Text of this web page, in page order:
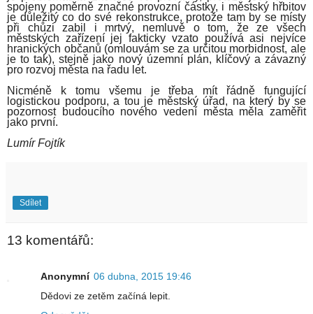
spojeny poměrně značné provozní částky, i městský hřbitov
je důležitý co do své rekonstrukce, protože tam by se místy
při chůzi zabil i mrtvý, nemluvě o tom, že ze všech
městských zařízení jej fakticky vzato používá asi nejvíce
hranických občanů (omlouvám se za určitou morbidnost, ale
je to tak), stejně jako nový územní plán, klíčový a závazný
pro rozvoj města na řadu let.
Nicméně k tomu všemu je třeba mít řádně fungující
logistickou podporu, a tou je městský úřad, na který by se
pozornost budoucího nového vedení města měla zaměřit
jako první.
Lumír Fojtík
Sdílet
13 komentářů:
Anonymní 06 dubna, 2015 19:46
Dědovi ze zetěm začíná lepit.